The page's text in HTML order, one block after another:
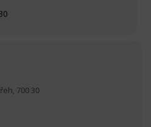
i párové cvičení
700 30